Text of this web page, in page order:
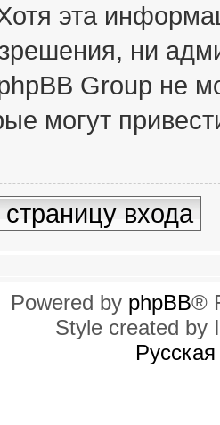
эта
ни
Group не
могут
входа
Powered by phpBB®
Style created by